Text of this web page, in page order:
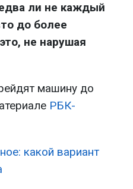
ли не каждый
до более
не нарушая
машину до
РБК-
какой вариант